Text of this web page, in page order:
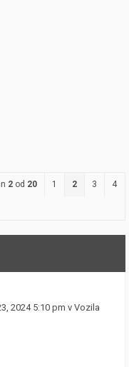
2 od 20 1 2 3 4
2024 5:10 pm vVozila